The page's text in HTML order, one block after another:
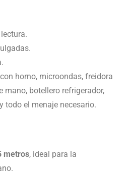
horno, microondas, freidora
mano, botellero refrigerador,
todo el menaje necesario.
metros, ideal para la